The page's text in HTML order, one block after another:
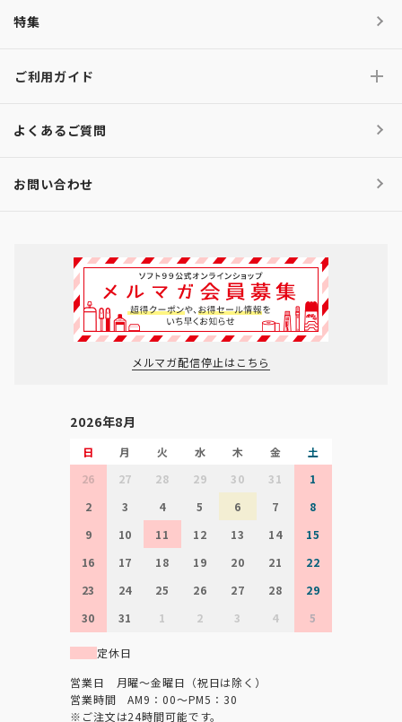
特集
ご利用ガイド
よくあるご質問
お問い合わせ
メルマガ配信停止はこちら
2026年8月
日 月 火 水 木 金
土
26
27 28 29 30 31
1
2
3 4 5 6 7
8
9
10 11 12 13 14
15
16
17 18 19 20 21
22
23
24 25 26 27 28
29
30
31 1 2 3 4 5
定休日
営業日 月曜～金曜日（祝日は除く）
営業時間 AM9：00～PM5：30
※ご注文は24時間可能です。